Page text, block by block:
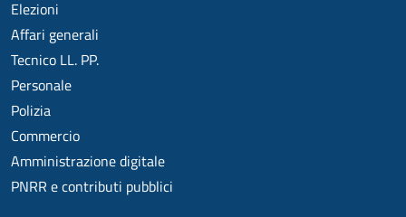
Elezioni
Affari generali
Tecnico LL. PP.
Personale
Polizia
Commercio
Amministrazione digitale
PNRR e contributi pubblici